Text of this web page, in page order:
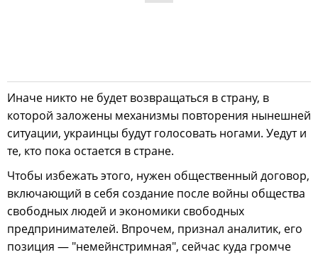
Иначе никто не будет возвращаться в страну, в
которой заложены механизмы повторения нынешней
ситуации, украинцы будут голосовать ногами. Уедут и
те, кто пока остается в стране.
Чтобы избежать этого, нужен общественный договор,
включающий в себя создание после войны общества
свободных людей и экономики свободных
предпринимателей. Впрочем, признал аналитик, его
позиция — "немейнстримная", сейчас куда громче